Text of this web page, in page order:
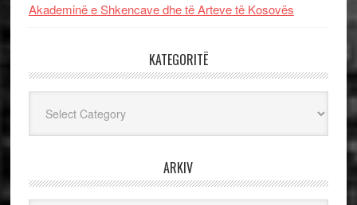
Akademinë e Shkencave dhe të Arteve të Kosovës
KATEGORITË
ARKIV